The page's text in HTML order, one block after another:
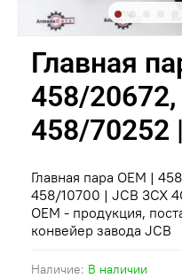
Наличие: В наличии
Главная
458/
458/70252
Главная пара OEM |
458/10700 | JCB 3CX
OEM - продукция,
конвейер завода JCB